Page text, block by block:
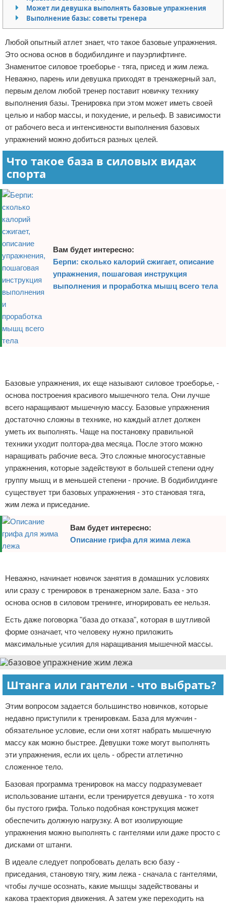
Боевые виды искусства
Теннис
Легкая атлетика
Водный спорт
Похудание
Йога и пилатес
Хоккей
Волейбол
Детский спорт
Зимние виды спорта
Тренировки дома
Спортивное питание
Отказ от ответственности
Может ли девушка выполнять базовые упражнения
Выполнение базы: советы тренера
Любой опытный атлет знает, что такое базовые упражнения.
Это основа основ в бодибилдинге и пауэрлифтинге.
Знаменитое силовое троеборье - тяга, присед и жим лежа.
Неважно, парень или девушка приходят в тренажерный зал,
первым делом любой тренер поставит новичку технику
выполнения базы. Тренировка при этом может иметь своей
целью и набор массы, и похудение, и рельеф. В зависимости
от рабочего веса и интенсивности выполнения базовых
упражнений можно добиться разных целей.
Что такое база в силовых видах
спорта
Вам будет интересно:
Берпи: сколько калорий сжигает, описание
упражнения, пошаговая инструкция
выполнения и проработка мышц всего тела
Базовые упражнения, их еще называют силовое троеборье, -
основа построения красивого мышечного тела. Они лучше
всего наращивают мышечную массу. Базовые упражнения
достаточно сложны в технике, но каждый атлет должен
уметь их выполнять. Чаще на постановку правильной
техники уходит полтора-два месяца. После этого можно
наращивать рабочие веса. Это сложные многосуставные
упражнения, которые задействуют в большей степени одну
группу мышц и в меньшей степени - прочие. В бодибилдинге
существует три базовых упражнения - это становая тяга,
жим лежа и приседание.
Вам будет интересно:
Описание грифа для жима лежа
Неважно, начинает новичок занятия в домашних условиях
или сразу с тренировок в тренажерном зале. База - это
основа основ в силовом тренинге, игнорировать ее нельзя.
Есть даже поговорка "база до отказа", которая в шутливой
форме означает, что человеку нужно приложить
максимальные усилия для наращивания мышечной массы.
Штанга или гантели - что выбрать?
Этим вопросом задается большинство новичков, которые
недавно приступили к тренировкам. База для мужчин -
обязательное условие, если они хотят набрать мышечную
массу как можно быстрее. Девушки тоже могут выполнять
эти упражнения, если их цель - обрести атлетично
сложенное тело.
Базовая программа тренировок на массу подразумевает
использование штанги, если тренируется девушка - то хотя
бы пустого грифа. Только подобная конструкция может
обеспечить должную нагрузку. А вот изолирующие
упражнения можно выполнять с гантелями или даже просто с
дисками от штанги.
В идеале следует попробовать делать всю базу -
приседания, становую тягу, жим лежа - сначала с гантелями,
чтобы лучше осознать, какие мышцы задействованы и
какова траектория движения. А затем уже переходить на